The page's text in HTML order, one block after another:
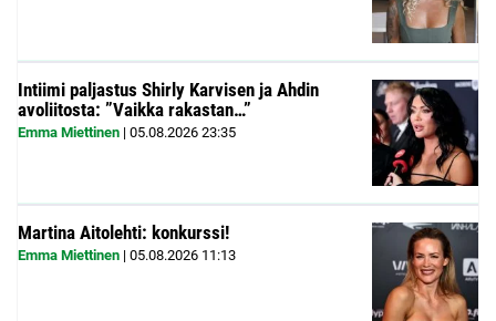
Intiimi paljastus Shirly Karvisen ja Ahdin
avoliitosta: ”Vaikka rakastan…”
Emma Miettinen | 05.08.2026 23:35
Martina Aitolehti: konkurssi!
Emma Miettinen | 05.08.2026 11:13